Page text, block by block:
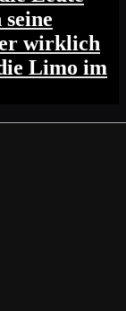
er wirklich
Limo im